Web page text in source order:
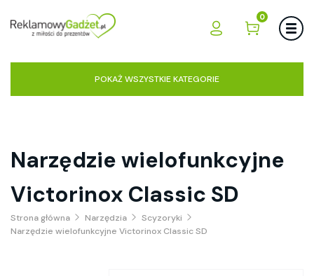
0
POKAŻ WSZYSTKIE KATEGORIE
Narzędzie wielofunkcyjne
Victorinox Classic SD
Strona główna Narzędzia
Scyzoryki
Narzędzie wielofunkcyjne Victorinox Classic SD